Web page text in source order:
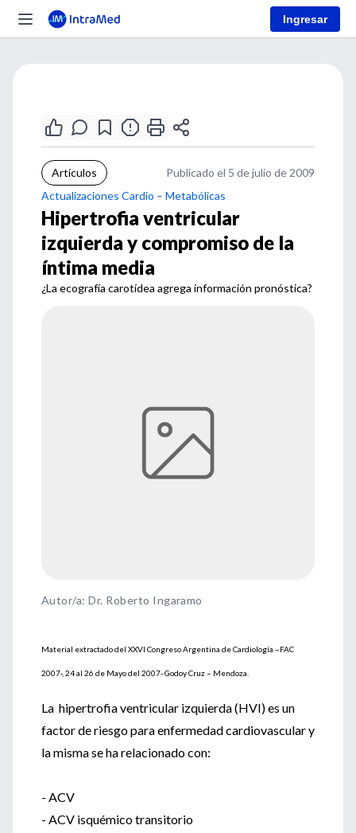
Ingresar
Artículos
Publicado el 5 de julio de 2009
Actualizaciones Cardio – Metabólicas
Hipertrofia ventricular
izquierda y compromiso de la
íntima media
¿La ecografía carotídea agrega información pronóstica?
Autor/a: Dr. Roberto Ingaramo
Material extractado del XXVI Congreso Argentina de Cardiología –FAC
2007-, 24 al 26 de Mayo del 2007- Godoy Cruz – Mendoza.
La hipertrofia ventricular izquierda (HVI) es un
factor de riesgo para enfermedad cardiovascular y
la misma se ha relacionado con:
- ACV
- ACV isquémico transitorio